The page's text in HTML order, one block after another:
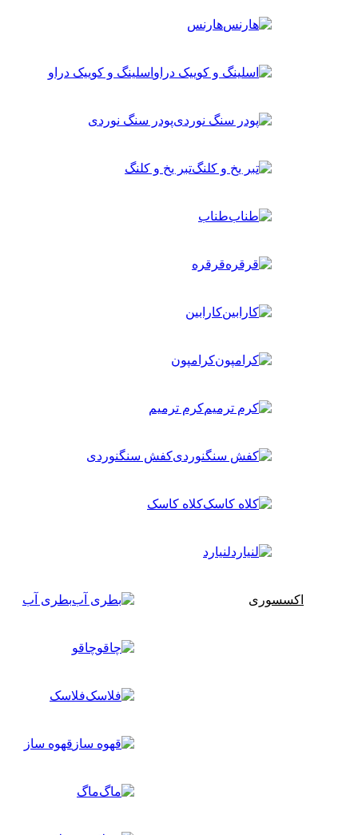
هارنس
اسلینگ و کوییک دراو
پودر سنگ نوردی
تبر یخ و کلنگ
طناب
قرقره
کارابین
کرامپون
کرم ترمیم
کفش سنگنوردی
کلاه کاسک
لنیارد
اکسسوری بطری آب
چاقو
فلاسک
قهوه ساز
ماگ